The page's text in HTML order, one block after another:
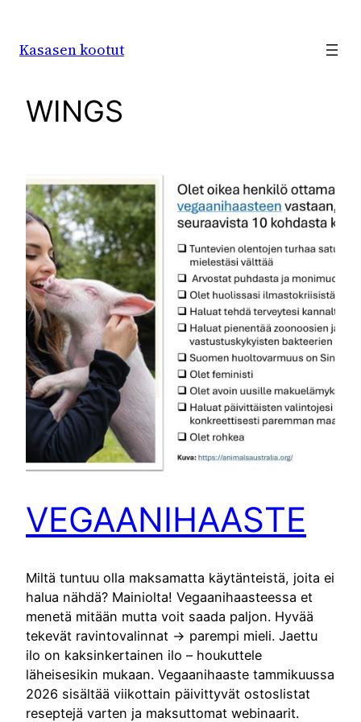
Kasasen kootut
WINGS
VEGAANIHAASTE
Miltä tuntuu olla maksamatta käytänteistä, joita ei
halua nähdä? Mainiolta! Vegaanihaasteessa et
menetä mitään mutta voit saada paljon. Hyvää
tekevät ravintovalinnat -> parempi mieli. Jaettu
ilo on kaksinkertainen ilo – houkuttele
läheisesikin mukaan. Vegaanihaaste tammikuussa
2026 sisältää viikottain päivittyvät ostoslistat
reseptejä varten ja maksuttomat webinaarit.